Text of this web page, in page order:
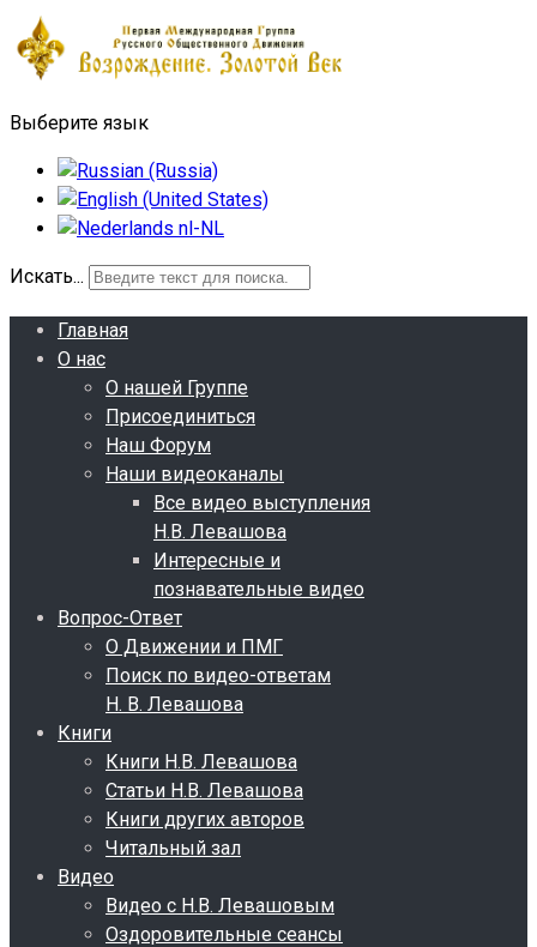
Выберите язык
Искать...
Главная
О нас
О нашей Группе
Присоединиться
Наш Форум
Наши видеоканалы
Все видео выступления
Н.В. Левашова
Интересные и
познавательные видео
Вопрос-Ответ
О Движении и ПМГ
Поиск по видео-ответам
Н. В. Левашова
Книги
Книги Н.В. Левашова
Статьи Н.В. Левашова
Книги других авторов
Читальный зал
Видео
Видео с Н.В. Левашовым
Оздоровительные сеансы